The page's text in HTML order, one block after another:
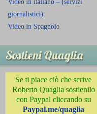
Video in italiano – (servizi
giornalistici)
Video in Spagnolo
Sostieni Quaglia
Se ti piace ciò che scrive
Roberto Quaglia sostienilo
con Paypal cliccando su
Paypal.me/quaglia